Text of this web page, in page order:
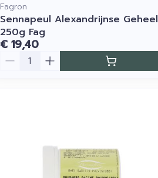
Fagron
Sennapeul Alexandrijnse Geheel
250g Fag
€ 19,40
Aantal